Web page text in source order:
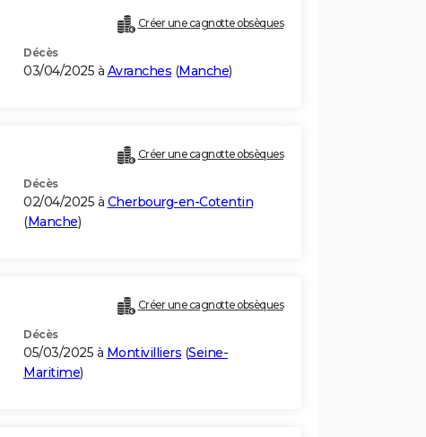
Créer une cagnotte obsèques
Décès
03/04/2025 à Avranches (Manche)
Créer une cagnotte obsèques
Décès
02/04/2025 à Cherbourg-en-Cotentin
(Manche)
Créer une cagnotte obsèques
Décès
05/03/2025 à Montivilliers (Seine-
Maritime)